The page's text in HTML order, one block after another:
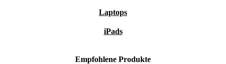
Laptops
iPads
Empfohlene Produkte